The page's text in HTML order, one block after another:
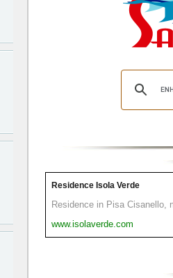
Residence Isola Verde
Residence in Pisa Cisanello,
www.isolaverde.com